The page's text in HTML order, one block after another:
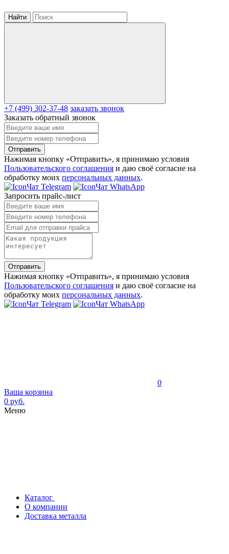
Найти
+7 (499) 302-37-48 заказать звонок
Заказать обратный звонок
Отправить
Нажимая кнопку «Отправить», я принимаю условия
Пользовательского соглашения и даю своё согласие на
обработку моих персональных данных.
Чат Telegram
Чат WhatsApp
Запросить прайс-лист
Отправить
Нажимая кнопку «Отправить», я принимаю условия
Пользовательского соглашения и даю своё согласие на
обработку моих персональных данных.
Чат Telegram
Чат WhatsApp
0
Ваша корзина
0 руб.
Меню
Каталог
О компании
Доставка металла